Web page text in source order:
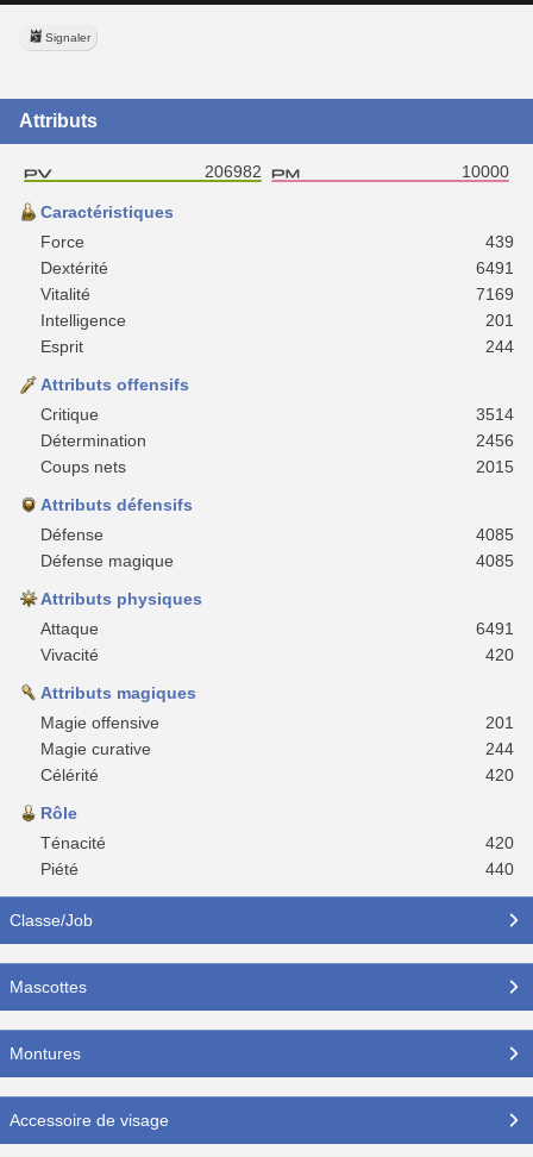
Signaler
Attributs
206982 10000
Caractéristiques
Force
439
Dextérité
6491
Vitalité
7169
Intelligence
201
Esprit
244
Attributs offensifs
Critique
3514
Détermination
2456
Coups nets
2015
Attributs défensifs
Défense
4085
Défense magique
4085
Attributs physiques
Attaque
6491
Vivacité
420
Attributs magiques
Magie offensive
201
Magie curative
244
Célérité
420
Rôle
Ténacité
420
Piété
440
Classe/Job
Mascottes
Montures
Accessoire de visage